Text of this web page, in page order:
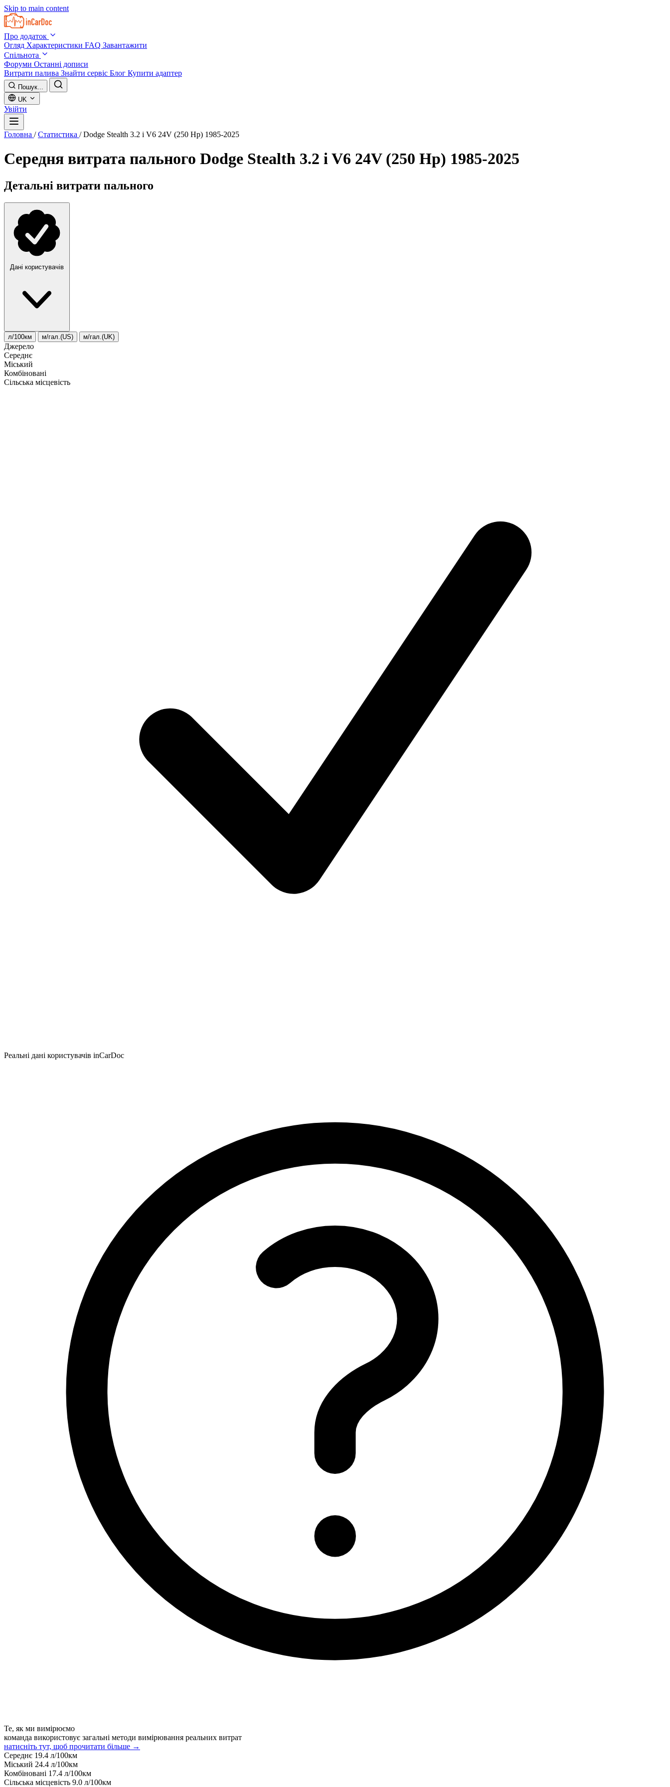
Skip to main content
Про додаток
Огляд Характеристики FAQ Завантажити
Спільнота
Форуми Останні дописи
Витрати палива Знайти сервіс Блог Купити адаптер
Пошук...
UK
Увійти
Головна / Статистика / Dodge Stealth 3.2 i V6 24V (250 Hp) 1985-2025
Середня витрата пального Dodge Stealth 3.2 i V6 24V (250 Hp) 1985-2025
Детальні витрати пального
Дані користувачів
л/100км м/гал.(US) м/гал.(UK)
Джерело
Середнє
Міський
Комбіновані
Сільська місцевість
Реальні дані користувачів inCarDoc
Те, як ми вимірюємо
команда використовує загальні методи вимірювання реальних витрат
натисніть тут, щоб прочитати більше →
Середнє 19.4 л/100км
Міський 24.4 л/100км
Комбіновані 17.4 л/100км
Сільська місцевість 9.0 л/100км